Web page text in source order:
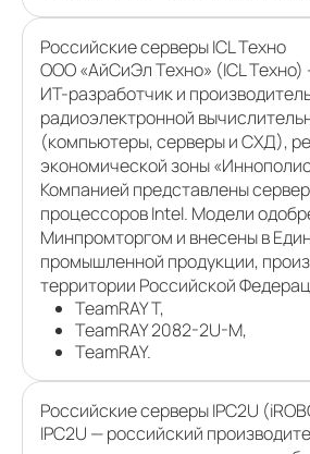
Российские серверы ICL Техно
ООО «АйСиЭл Техно» (ICL Техно)
ИТ-разработчик и
радиоэлектронной
(компьютеры, серверы и СХД),
экономической зоны
Компанией представлены
процессоров Intel. Модели
Минпромторгом и внесены в
промышленной продукции,
территории Российской
TeamRAY T,
TeamRAY 2082-2U-M,
TeamRAY.
Российские серверы IPC2U
IPC2U — российский